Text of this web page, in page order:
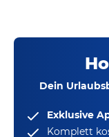
Dein
Exklusive
Komplett